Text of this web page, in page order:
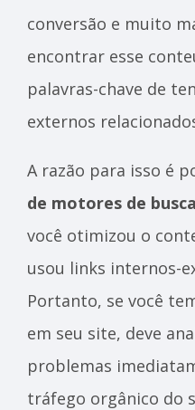
conversão e muito
encontrar esse
palavras-chave de
externos
A razão para isso é
de motores de busca
você otimizou o
usou links internos-
Portanto, se você
em seu site, deve
problemas
tráfego orgânico do